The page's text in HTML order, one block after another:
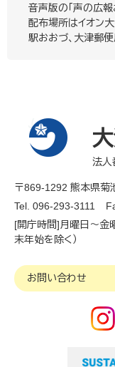
音声版の「声の広報
配布場所はイオン大
駅おおづ、大津郵便
法人
〒869-1292 熊本県菊
Tel. 096-293-3111
[開庁時間]月曜日～金
末年始を除く）
お問い合わせ